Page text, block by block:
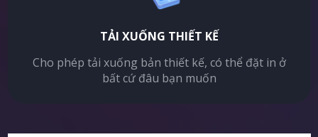
TẢI XUỐNG THIẾT KẾ
Cho phép tải xuống bản thiết kế, có thể đặt in ở
bất cứ đâu bạn muốn